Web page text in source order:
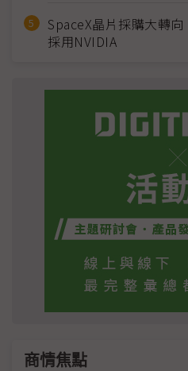
SpaceX晶片採購大轉
採用NVIDIA
商情焦點